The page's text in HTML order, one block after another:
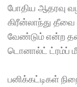
போதிய ஆதரவு
கிரீன்லாந்து
வேண்டும் என்ற
டொனால்ட் ட்ரம்ப்
பனிக்கட்டிகள்